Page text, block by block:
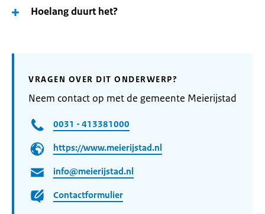
Hoelang duurt het?
VRAGEN OVER DIT ONDERWERP?
Neem contact op met de gemeente Meierijstad
0031 - 413381000
https://www.meierijstad.nl
info@meierijstad.nl
Contactformulier